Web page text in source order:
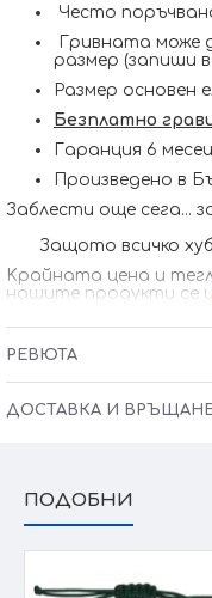
Често
Гривната може
размер (запиши
Размер основен
Безплатно
Гаранция 6
Произведено в
Заблести още сега...
Защото всичко
Kрайната цена и
нашите продукти се
свържем с Вас, за да
изисквания за
РЕВЮТА
ДОСТАВКА И
ПОДОБНИ